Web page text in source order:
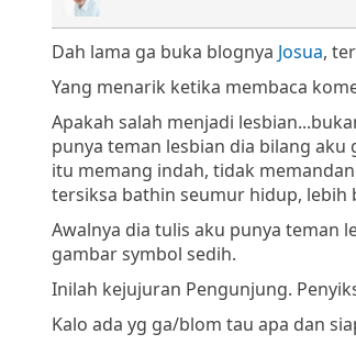
Dah lama ga buka blognya Josua,
Yang menarik ketika membaca
Apakah salah menjadi
punya teman lesbian dia bilang
itu memang indah, tidak
tersiksa bathin seumur hidup, lebih
Awalnya dia tulis aku punya teman
gambar symbol sedih.
Inilah kejujuran Pengunjung.
Kalo ada yg ga/blom tau apa dan